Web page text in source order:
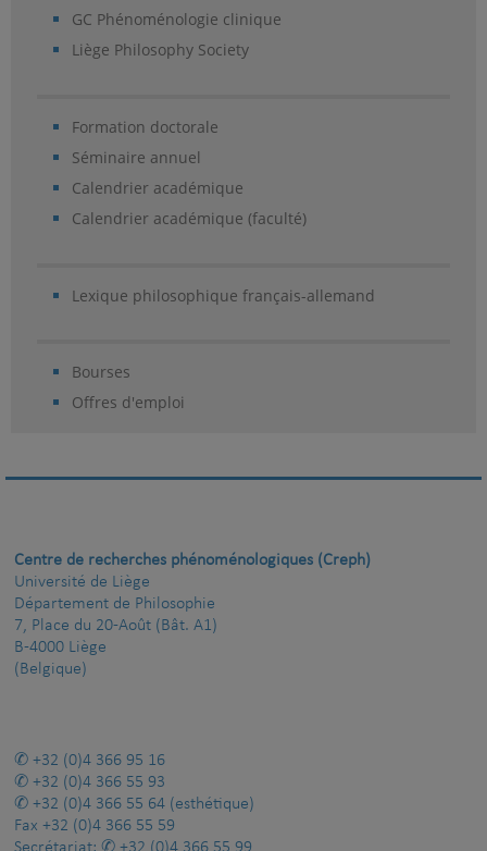
GC Phénoménologie clinique
Liège Philosophy Society
Formation doctorale
Séminaire annuel
Calendrier académique
Calendrier académique (faculté)
Lexique philosophique français-allemand
Bourses
Offres d'emploi
Centre de recherches phénoménologiques (Creph)
Université de Liège
Département de Philosophie
7, Place du 20-Août (Bât. A1)
B-4000 Liège
(Belgique)
+32 (0)4 366 95 16
+32 (0)4 366 55 93
+32 (0)4 366 55 64 (esthétique)
Fax +32 (0)4 366 55 59